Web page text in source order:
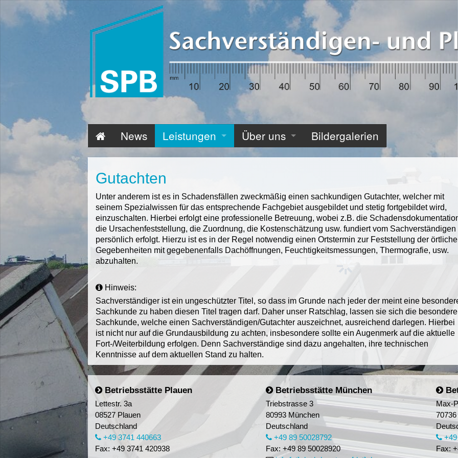
News Leistungen Über uns Bildergalerien
Gutachten
Unter anderem ist es in Schadensfällen zweckmäßig einen sachkundigen Gutachter, welcher mit
seinem Spezialwissen für das entsprechende Fachgebiet ausgebildet und stetig fortgebildet wird,
einzuschalten. Hierbei erfolgt eine professionelle Betreuung, wobei z.B. die
die Ursachenfeststellung, die Zuordnung, die Kostenschätzung usw. fundiert vom Sachverständigen
persönlich erfolgt. Hierzu ist es in der Regel notwendig einen Ortstermin zur Feststellung der
Gegebenheiten mit gegebenenfalls Dachöffnungen, Feuchtigkeitsmessungen, Thermografie, usw.
abzuhalten.
Hinweis:
Sachverständiger ist ein ungeschützter Titel, so dass im Grunde nach jeder der meint eine
Sachkunde zu haben diesen Titel tragen darf. Daher unser Ratschlag, lassen sie sich die besondere
Sachkunde, welche einen Sachverständigen/Gutachter auszeichnet, ausreichend darlegen. Hierbei
ist nicht nur auf die Grundausbildung zu achten, insbesondere sollte ein Augenmerk auf die aktuelle
Fort-/Weiterbildung erfolgen. Denn Sachverständige sind dazu angehalten, ihre technischen
Kenntnisse auf dem aktuellen Stand zu halten.
Betriebsstätte Plauen
Lettestr. 3a
08527 Plauen
Deutschland
+49 3741 440663
Fax: +49 3741 420938
Betriebsstätte München
Triebstrasse 3
80993 München
Deutschland
+49 89 50028792
Fax: +49 89 50028920
Max-
+49
Fax: